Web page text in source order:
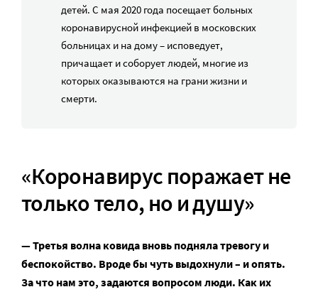
детей. С мая 2020 года посещает больных
коронавирусной инфекцией в московских
больницах и на дому – исповедует,
причащает и соборует людей, многие из
которых оказываются на грани жизни и
смерти.
«Коронавирус поражает не
только тело, но и душу»
— Третья волна ковида вновь подняла тревогу и
беспокойство. Вроде бы чуть выдохнули – и опять.
За что нам это, задаются вопросом люди. Как их